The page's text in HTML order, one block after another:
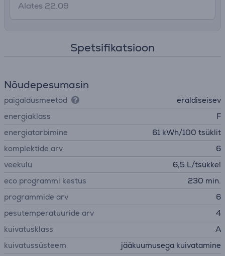
Alates 22.09
Spetsifikatsioon
Nõudepesumasin
paigaldusmeetod
eraldiseisev
energiaklass
F
energiatarbimine
61 kWh/100 tsüklit
komplektide arv
6
veekulu
6,5 L/tsükkel
eco programmi kestus
230 min.
programmide arv
6
pesutemperatuuride arv
4
kuivatusklass
A
kuivatussüsteem
jääkuumusega kuivatamine